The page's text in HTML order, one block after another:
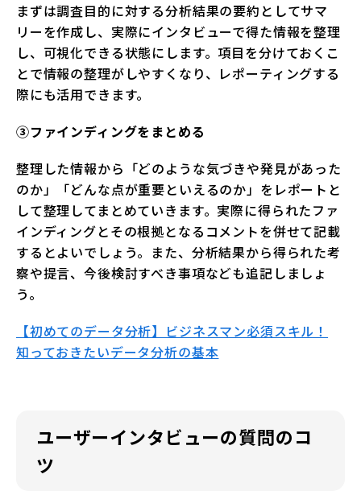
まずは調査目的に対する分析結果の要約としてサマ
リーを作成し、実際にインタビューで得た情報を整理
し、可視化できる状態にします。項目を分けておくこ
とで情報の整理がしやすくなり、レポーティングする
際にも活用できます。
③ファインディングをまとめる
整理した情報から「どのような気づきや発見があった
のか」「どんな点が重要といえるのか」をレポートと
して整理してまとめていきます。実際に得られたファ
インディングとその根拠となるコメントを併せて記載
するとよいでしょう。また、分析結果から得られた考
察や提言、今後検討すべき事項なども追記しましょ
う。
【初めてのデータ分析】ビジネスマン必須スキル！
知っておきたいデータ分析の基本
ユーザーインタビューの質問のコ
ツ